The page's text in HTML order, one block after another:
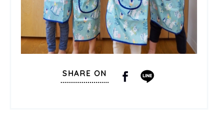
SHARE ON